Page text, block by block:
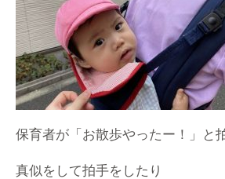
保育者が「お散歩やったー！」と
真似をして拍手をしたり